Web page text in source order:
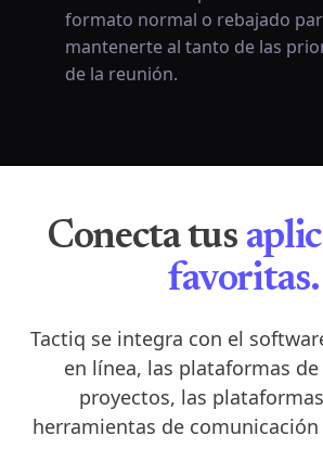
formato normal o rebajado
mantenerte al tanto de las
de la reunión.
Conecta tus
favoritas.
Tactiq se integra con el
en línea, las plataformas
proyectos, las
herramientas de